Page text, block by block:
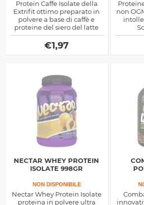
Protein Caffe Isolate della
Extrifit ottimo preparato in
polvere a base di caffè e
proteine del siero del latte
utile come colazione
proteica o spuntino
€1,97
non
NECTAR WHEY PROTEIN
ISOLATE 998GR
NON DISPONIBILE
Nectar Whey Protein Isolate
proteina in polvere ultra